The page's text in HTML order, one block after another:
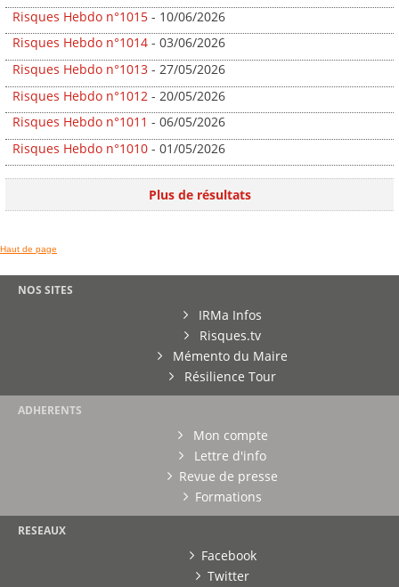
Risques Hebdo n°1015 - 10/06/2026
Risques Hebdo n°1014 - 03/06/2026
Risques Hebdo n°1013 - 27/05/2026
Risques Hebdo n°1012 - 20/05/2026
Risques Hebdo n°1011 - 06/05/2026
Risques Hebdo n°1010 - 01/05/2026
Plus de résultats
Haut de page
NOS SITES
IRMa Infos
Risques.tv
Mémento du Maire
Résilience Tour
ADHERENTS
Mon compte
Lettre d'info
Revue de presse
Formations
RESEAUX
Facebook
Twitter